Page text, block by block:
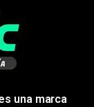
una marca